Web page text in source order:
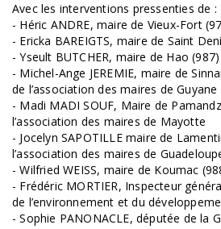
Avec les interventions pressenties de :
- Héric ANDRE, maire de Vieux-Fort
- Ericka BAREIGTS, maire de Saint
- Yseult BUTCHER, maire de Hao (987)
- Michel-Ange JEREMIE, maire de
de l’association des maires de Guyane
- Madi MADI SOUF, Maire de
l’association des maires de Mayotte
- Jocelyn SAPOTILLE maire de
l’association des maires de
- Wilfried WEISS, maire de Koumac
- Frédéric MORTIER, Inspecteur
de l’environnement et du
- Sophie PANONACLE, députée de la